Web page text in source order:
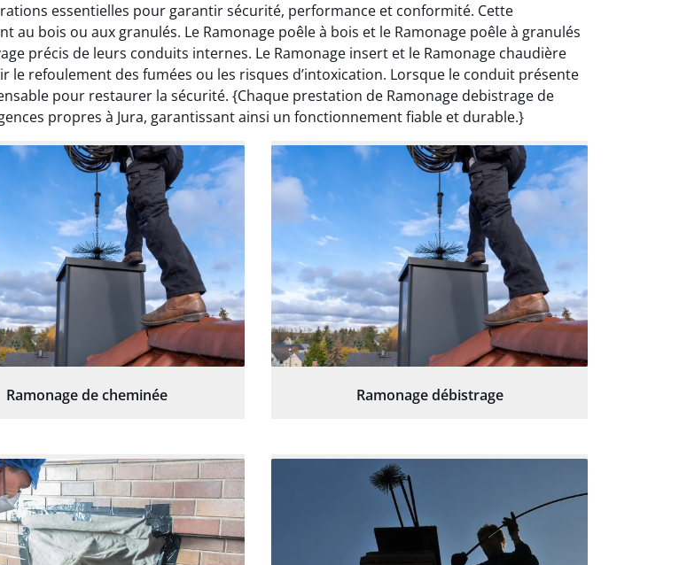
essentielles pour garantir sécurité, performance et conformité. Cette
bois ou aux granulés. Le Ramonage poêle à bois et le Ramonage poêle à granulés
précis de leurs conduits internes. Le Ramonage insert et le Ramonage chaudière
refoulement des fumées ou les risques d’intoxication. Lorsque le conduit présente
pour restaurer la sécurité. {Chaque prestation de Ramonage debistrage de
propres à Jura, garantissant ainsi un fonctionnement fiable et durable.}
Ramonage de cheminée Ramonage débistrage